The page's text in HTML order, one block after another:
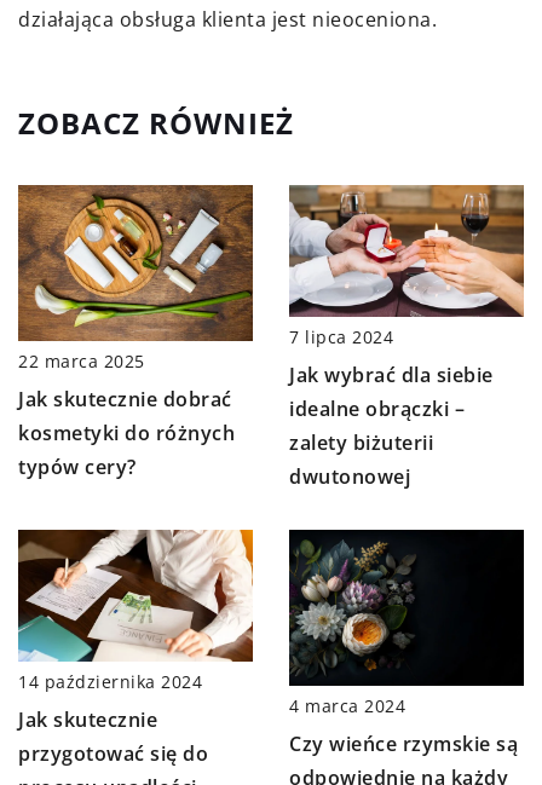
działająca obsługa klienta jest nieoceniona.
ZOBACZ RÓWNIEŻ
22 marca 2025
Jak skutecznie dobrać
kosmetyki do różnych
typów cery?
7 lipca 2024
Jak wybrać dla siebie
idealne obrączki –
zalety biżuterii
dwutonowej
14 października 2024
Jak skutecznie
przygotować się do
4 marca 2024
Czy wieńce rzymskie są
odpowiednie na każdy